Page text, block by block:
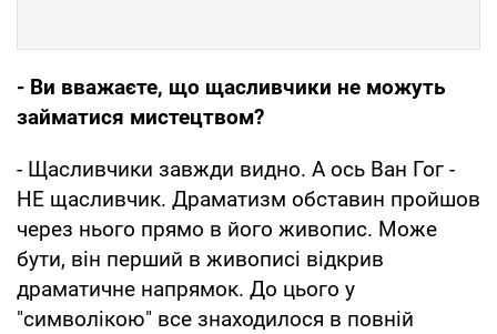
- Ви вважаєте, що щасливчики не можуть
займатися мистецтвом?
- Щасливчики завжди видно. А ось Ван Гог -
НЕ щасливчик. Драматизм обставин пройшов
через нього прямо в його живопис. Може
бути, він перший в живописі відкрив
драматичне напрямок. До цього у
"символікою" все знаходилося в повній